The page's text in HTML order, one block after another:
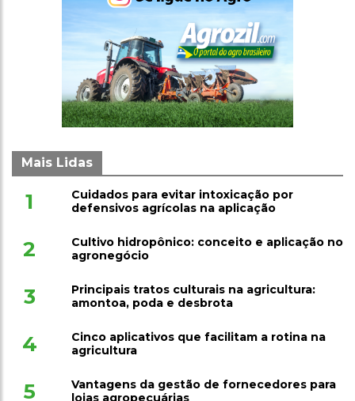
Mais Lidas
1
Cuidados para evitar intoxicação por
defensivos agrícolas na aplicação
2
Cultivo hidropônico: conceito e aplicação no
agronegócio
3
Principais tratos culturais na agricultura:
amontoa, poda e desbrota
4
Cinco aplicativos que facilitam a rotina na
agricultura
5
Vantagens da gestão de fornecedores para
lojas agropecuárias